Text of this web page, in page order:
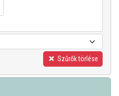
Szűrők törlése